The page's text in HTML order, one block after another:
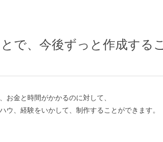
で、今後ずっと作成する
金と時間がかかるのに対して、
、経験をいかして、制作することができます。